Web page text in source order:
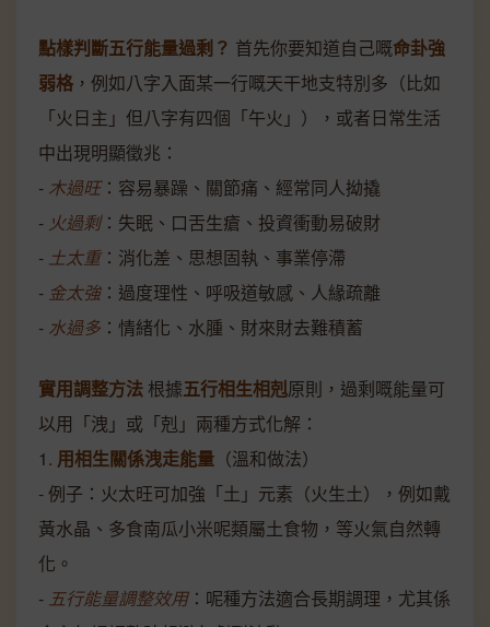
點樣判斷五行能量過剩？ 首先你要知道自己嘅命卦強
弱格 ，例如八字入面某一行嘅天干地支特別多（比如
「火日主」但八字有四個「午火」），或者日常生活
中出現明顯徵兆：
- 木過旺：容易暴躁、關節痛、經常同人拗撬
- 火過剩：失眠、口舌生瘡、投資衝動易破財
- 土太重：消化差、思想固執、事業停滯
- 金太強：過度理性、呼吸道敏感、人緣疏離
- 水過多 ：情緒化、水腫、財來財去難積蓄
實用調整方法 根據五行相生相剋原則，過剩嘅能量可
以用「洩」或「剋」兩種方式化解：
1. 用相生關係洩走能量 （溫和做法）
- 例子：火太旺可加強「土」元素（火生土），例如戴
黃水晶、多食南瓜小米呢類屬土食物，等火氣自然轉
化。
- 五行能量調整效用：呢種方法適合長期調理，尤其係